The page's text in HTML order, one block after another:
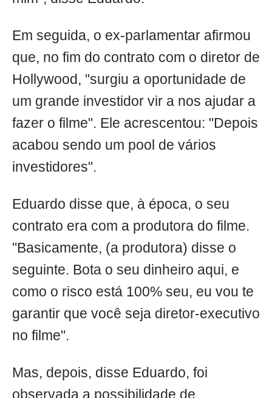
Em seguida, o ex-parlamentar afirmou
que, no fim do contrato com o diretor de
Hollywood, "surgiu a oportunidade de
um grande investidor vir a nos ajudar a
fazer o filme". Ele acrescentou: "Depois
acabou sendo um pool de vários
investidores".
Eduardo disse que, à época, o seu
contrato era com a produtora do filme.
"Basicamente, (a produtora) disse o
seguinte. Bota o seu dinheiro aqui, e
como o risco está 100% seu, eu vou te
garantir que você seja diretor-executivo
no filme".
Mas, depois, disse Eduardo, foi
observada a possibilidade de